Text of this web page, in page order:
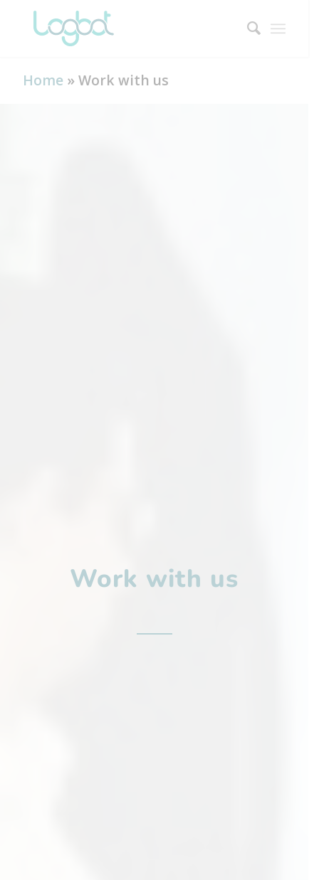
Home »Work with us
Work with us